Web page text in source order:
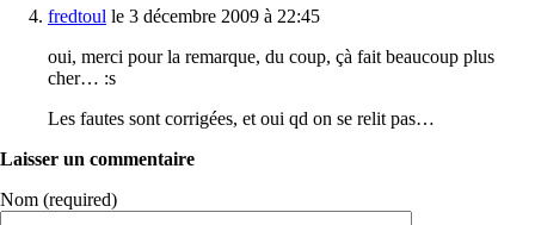
fredtoul le 3 décembre 2009 à 22:45
oui, merci pour la remarque, du coup, çà fait beaucoup plus
cher… :s
Les fautes sont corrigées, et oui qd on se relit pas…
Laisser un commentaire
Nom (required)